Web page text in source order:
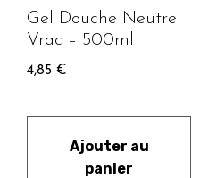
Gel Douche Neutre
Vrac – 500ml
4,85 €
Ajouter au
panier